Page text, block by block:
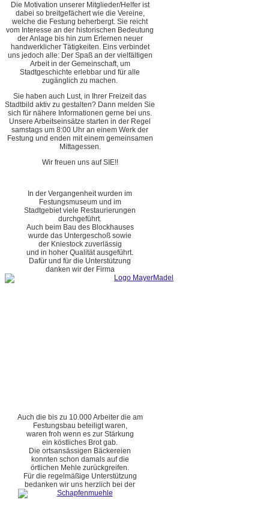
Die Motivation unserer Mitglieder/Helfer ist
dabei so breitgefächert wie die Vereine,
welche die Festung beherbergt. Sie reicht
vom Interesse an der historischen Bedeutung
der Anlage bis hin zum Erlernen neuer
handwerklicher Tätigkeiten. Eins verbindet
uns jedoch alle: Der Spaß an der vielfältigen
Arbeit in der Gemeinschaft, um
Stadtgeschichte erlebbar und für alle
zugänglich zu machen.
Sie haben auch Lust, in Ihrer Freizeit das
Stadtbild aktiv zu gestalten? Dann melden Sie
sich für nähere Informationen gerne bei uns.
Unsere Arbeitseinsätze starten in der Regel
samstags um 8:00 Uhr an einem Werk der
Festung und enden mit einem gemeinsamen
Mittagessen.
Wir freuen uns auf SIE!!
In der Vergangenheit wurden im
Festungsmuseum und im
Stadtgebiet viele Restaurierungen
durchgeführt.
Auch beim Bau des Blockhauses
wurde das Untergeschoß sowie
der Kniestock zuverlässig
und in hoher Qualität ausgeführt.
Dafür und für die Unterstützung
danken wir der Firma
Auch die bis zu 10.000 Arbeiter die am
Festungsbau beteiligt waren,
waren froh wenn es zur Stärkung
ein köstliches Brot gab.
Die ortsansässigen Bäckereien
konnten schon damals auf die
örtlichen Mehle zurückgreifen.
Für die regelmäßige Unterstützung
bedanken wir uns herzlich bei der